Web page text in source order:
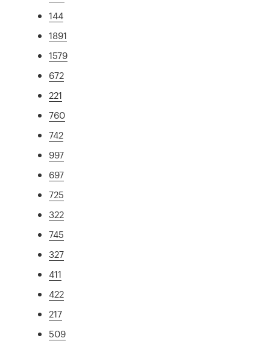
144
1891
1579
672
221
760
742
997
697
725
322
745
327
411
422
217
509